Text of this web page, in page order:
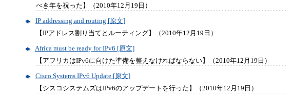
べき年を祝った】（2010年12月19日）
IP addressing and routing [原文]
【IPアドレス割り当てとルーティング】（2010年12月19日）
Africa must be ready for IPv6 [原文]
【アフリカはIPv6に向けた準備を整えなければならない】（2010年12月19日）
Cisco Systems IPv6 Update [原文]
【シスコシステムズはIPv6のアップデートを行った】（2010年12月19日）